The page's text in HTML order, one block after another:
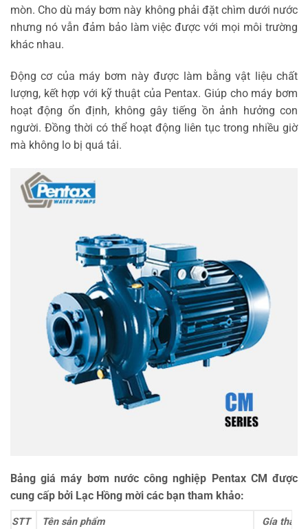
mòn. Cho dù máy bơm này không phải đặt chìm dưới nước
nhưng nó vẫn đảm bảo làm việc được với mọi môi trường
khác nhau.
Động cơ của máy bơm này được làm bằng vật liệu chất
lượng, kết hợp với kỹ thuật của Pentax. Giúp cho máy bơm
hoạt động ổn định, không gây tiếng ồn ảnh hưởng con
người. Đồng thời có thể hoạt động liên tục trong nhiều giờ
mà không lo bị quá tải.
Bảng giá máy bơm nước công nghiệp Pentax CM được
cung cấp bởi Lạc Hồng mời các bạn tham khảo:
STT Tên sản phẩm
Gía